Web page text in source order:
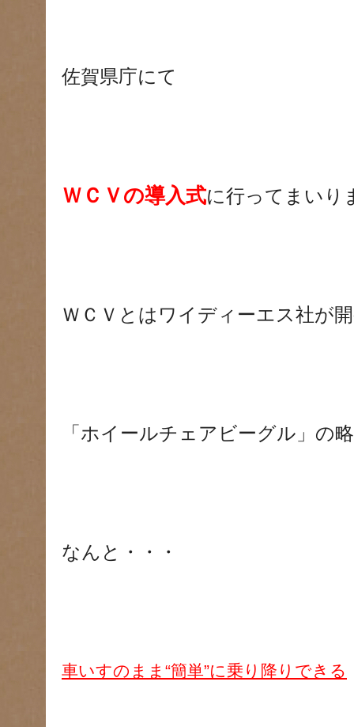
佐賀県庁にて
ＷＣＶの導入式に行ってまいり
ＷＣＶとはワイディーエス社が
「ホイールチェアビーグル」の
なんと・・・
車いすのまま“簡単”に乗り降りできる